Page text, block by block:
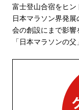
富士登山合宿をヒン
日本マラソン界発
会の創設にまで影
「日本マラソンの